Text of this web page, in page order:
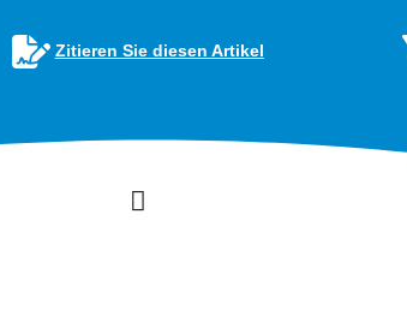
Zitieren Sie diesen Artikel